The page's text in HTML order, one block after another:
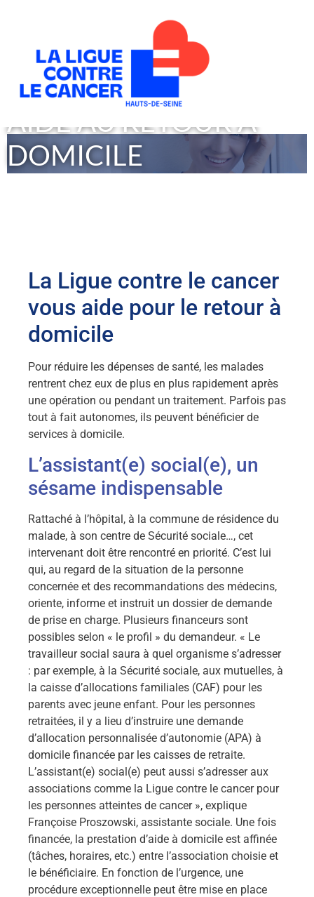
AIDE AU RETOUR À
DOMICILE
La Ligue contre le cancer
vous aide pour le retour à
domicile
Pour réduire les dépenses de santé, les malades
rentrent chez eux de plus en plus rapidement après
une opération ou pendant un traitement. Parfois pas
tout à fait autonomes, ils peuvent bénéficier de
services à domicile.
L’assistant(e) social(e), un
sésame indispensable
Rattaché à l’hôpital, à la commune de résidence du
malade, à son centre de Sécurité sociale…, cet
intervenant doit être rencontré en priorité. C’est lui
qui, au regard de la situation de la personne
concernée et des recommandations des médecins,
oriente, informe et instruit un dossier de demande
de prise en charge. Plusieurs financeurs sont
possibles selon « le profil » du demandeur. « Le
travailleur social saura à quel organisme s’adresser
: par exemple, à la Sécurité sociale, aux mutuelles, à
la caisse d’allocations familiales (CAF) pour les
parents avec jeune enfant. Pour les personnes
retraitées, il y a lieu d’instruire une demande
d’allocation personnalisée d’autonomie (APA) à
domicile financée par les caisses de retraite.
L’assistant(e) social(e) peut aussi s’adresser aux
associations comme la Ligue contre le cancer pour
les personnes atteintes de cancer », explique
Françoise Proszowski, assistante sociale. Une fois
financée, la prestation d’aide à domicile est affinée
(tâches, horaires, etc.) entre l’association choisie et
le bénéficiaire. En fonction de l’urgence, une
procédure exceptionnelle peut être mise en place